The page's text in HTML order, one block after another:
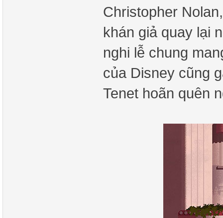
Christopher
khán giả quay lại
nghi lễ chung
của Disney cũng
Tenet hoãn quên